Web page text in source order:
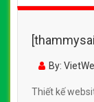
Oasis spa
By:
Thiết kế